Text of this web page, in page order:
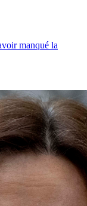
manqué la